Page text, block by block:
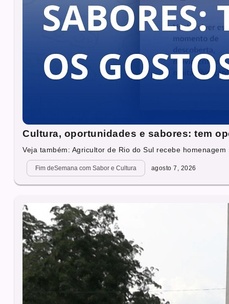
Cultura, oportunidades e sabores: tem
Veja também: Agricultor de Rio do Sul recebe homenagem
Fim deSemana com Sabor e Cultura agosto 7, 2026